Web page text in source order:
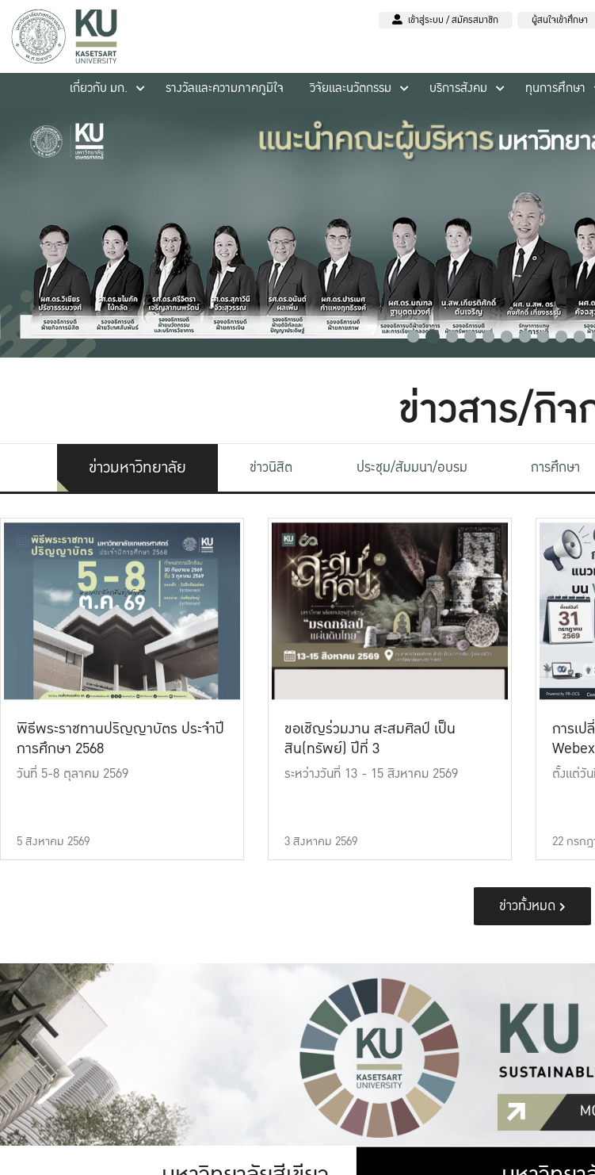
เข้าสู่ระบบ / สมัครสมาชิก ผู้สนใจเข้าศึกษา
เกี่ยวกับ มก.
รางวัลและความภาคภูมิใจ วิจัยและนวัตกรรม บริการสังคม ทุนการศึกษา
ข่าวสาร/กิจ
ข่าวมหาวิทยาลัย ข่าวนิสิต ประชุม/สัมมนา/อบรม การศึกษา
พิธีพระราชทานปริญญาบัตร ประจำปี
การศึกษา 2568
วันที่ 5-8 ตุลาคม 2569
5 สิงหาคม 2569
ขอเชิญร่วมงาน สะสมศิลป์ เป็น
สิน(ทรัพย์) ปีที่ 3
ระหว่างวันที่ 13 - 15 สิงหาคม 2569
3 สิงหาคม 2569
การเ
ตั้งแต่วั
22 กรก
ข่าวทั้งหมด